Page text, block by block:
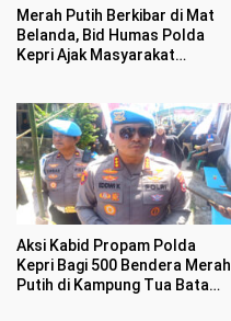
Merah Putih Berkibar di Mat
Belanda, Bid Humas Polda
Kepri Ajak Masyarakat
Aksi Kabid Propam Polda
Kepri Bagi 500 Bendera Merah
Putih di Kampung Tua Batam